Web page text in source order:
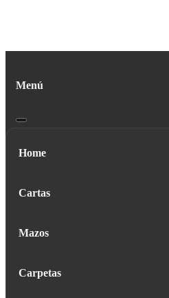
Menú
Home
Cartas
Mazos
Carpetas